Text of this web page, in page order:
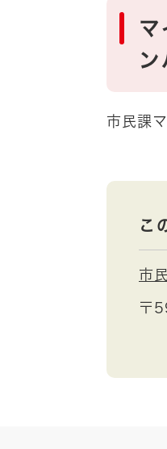
マ
市民課
こ
市
〒